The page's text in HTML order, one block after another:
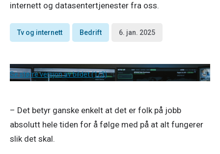
internett og datasentertjenester fra oss.
Tv og internett Bedrift 6. jan. 2025
Se større versjon av bildet (1/3)
– Det betyr ganske enkelt at det er folk på jobb
absolutt hele tiden for å følge med på at alt fungerer
slik det skal.